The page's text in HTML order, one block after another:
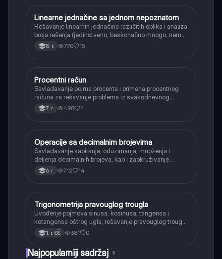
Matematika
Linearne jednačine sa jednom nepoznatom
Rešavanje linearnih jednačina različitih oblika i analiza
broja rešenja (jedinstveno, beskonačno mnogo, nema
rešenja).
8. r. 770 15
Matematika
Procentni račun
Savladavanje pojma procenta i primena procentnog
računa za rešavanje problema iz svakodnevnog
života, kao što su popusti, kamate i povećanja.
7. r. 498 4
Matematika
Operacije sa decimalnim brojevima
Savladavanje sabiranja, oduzimanja, množenja i
deljenja decimalnih brojeva, kao i zaokruživanje
decimalnih brojeva.
6. r. 712 14
Matematika
Trigonometrija pravouglog trougla
Uvođenje pojmova sinusa, kosinusa, tangensa i
kotangensa oštrog ugla, rešavanje pravouglog trougla
i primena osnovnih trigonometrijskih identiteta.
1. r. SŠ 381 0
Najpopularniji sadržaj 9